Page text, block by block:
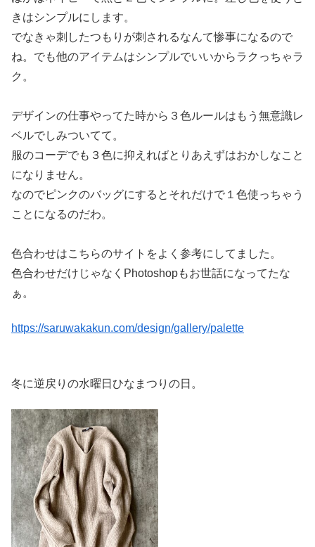
きはシンプルにします。
でなきゃ刺したつもりが刺されるなんて惨事になるので
ね。でも他のアイテムはシンプルでいいからラクっちゃラ
ク。
デザインの仕事やってた時から３色ルールはもう無意識レ
ベルでしみついてて。
服のコーデでも３色に抑えればとりあえずはおかしなこと
になりません。
なのでピンクのバッグにするとそれだけで１色使っちゃう
ことになるのだわ。
色合わせはこちらのサイトをよく参考にしてました。
色合わせだけじゃなくPhotoshopもお世話になってたな
ぁ。
https://saruwakakun.com/design/gallery/palette
冬に逆戻りの水曜日ひなまつりの日。